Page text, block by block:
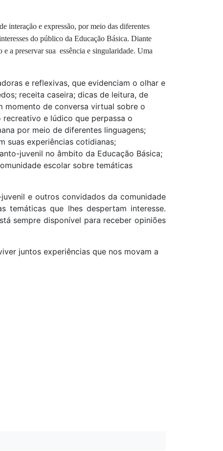
interação e expressão, por meio das diferentes
do público da Educação Básica. Diante
a preservar sua essência e singularidade. Uma
e reflexivas, que evidenciam o olhar e
receita caseira; dicas de leitura, de
momento de conversa virtual sobre o
recreativo e lúdico que perpassa o
por meio de diferentes linguagens;
suas experiências cotidianas;
juvenil no âmbito da Educação Básica;
escolar sobre temáticas
e outros convidados da comunidade
temáticas que lhes despertam interesse.
sempre disponível para receber opiniões
juntos experiências que nos movam a